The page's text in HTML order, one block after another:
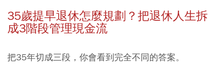
35歲提早退休怎麼規劃？把退休人生拆
成3階段管理現金流
把35年切成三段，你會看到完全不同的答案。